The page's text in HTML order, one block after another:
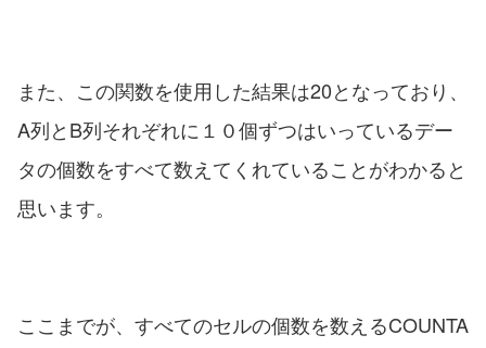
また、この関数を使用した結果は20となっており、
A列とB列それぞれに１０個ずつはいっているデー
タの個数をすべて数えてくれていることがわかると
思います。
ここまでが、すべてのセルの個数を数えるCOUNTA